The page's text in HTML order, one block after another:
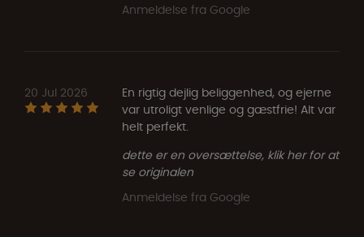
Anmeldelse fra Google
20 Jul 2026
En rigtig dejlig beliggenhed, og ejerne
var utroligt venlige og gæstfrie! Alt var
helt perfekt.
dette er en oversættelse, klik her for at
se originalen
Anmeldelse fra Google